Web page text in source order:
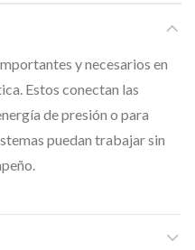
y necesarios en
Estos conectan las
de presión o para
puedan trabajar sin